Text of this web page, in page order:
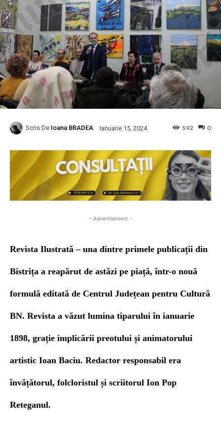
Scris De Ioana BRADEA Ianuarie 15, 2024 0
592
- Advertisement -
Revista Ilustrată – una dintre primele publicații din
Bistrița a reapărut de astăzi pe piață, într-o nouă
formulă editată de Centrul Județean pentru Cultură
BN. Revista a văzut lumina tiparului în ianuarie
1898, grație implicării preotului și animatorului
artistic Ioan Baciu. Redactor responsabil era
învățătorul, folcloristul și scriitorul Ion Pop
Reteganul.